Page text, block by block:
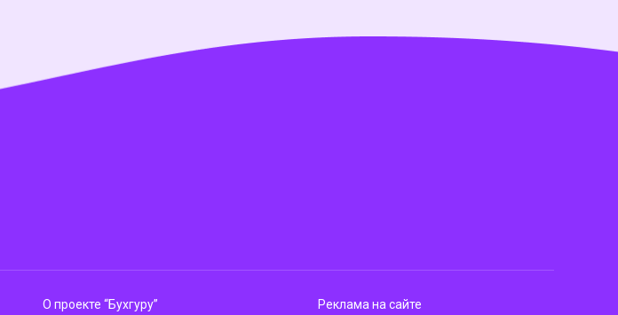
О проекте “Бухгуру” Реклама на сайте